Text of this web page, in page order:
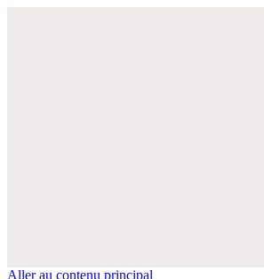
Aller au contenu principal